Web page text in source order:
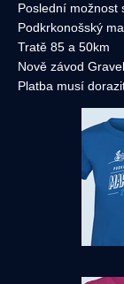
Poslední možnost
Podkrkonošský
Tratě 85 a 50km
Nově závod
Platba musí